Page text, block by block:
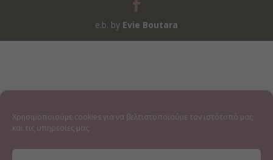
Χρησιμοποιούμε cookies για να βελτιστοποιούμε τον ιστότοπό μας
και τις υπηρεσίες μας.
e.b. by Evie Boutara